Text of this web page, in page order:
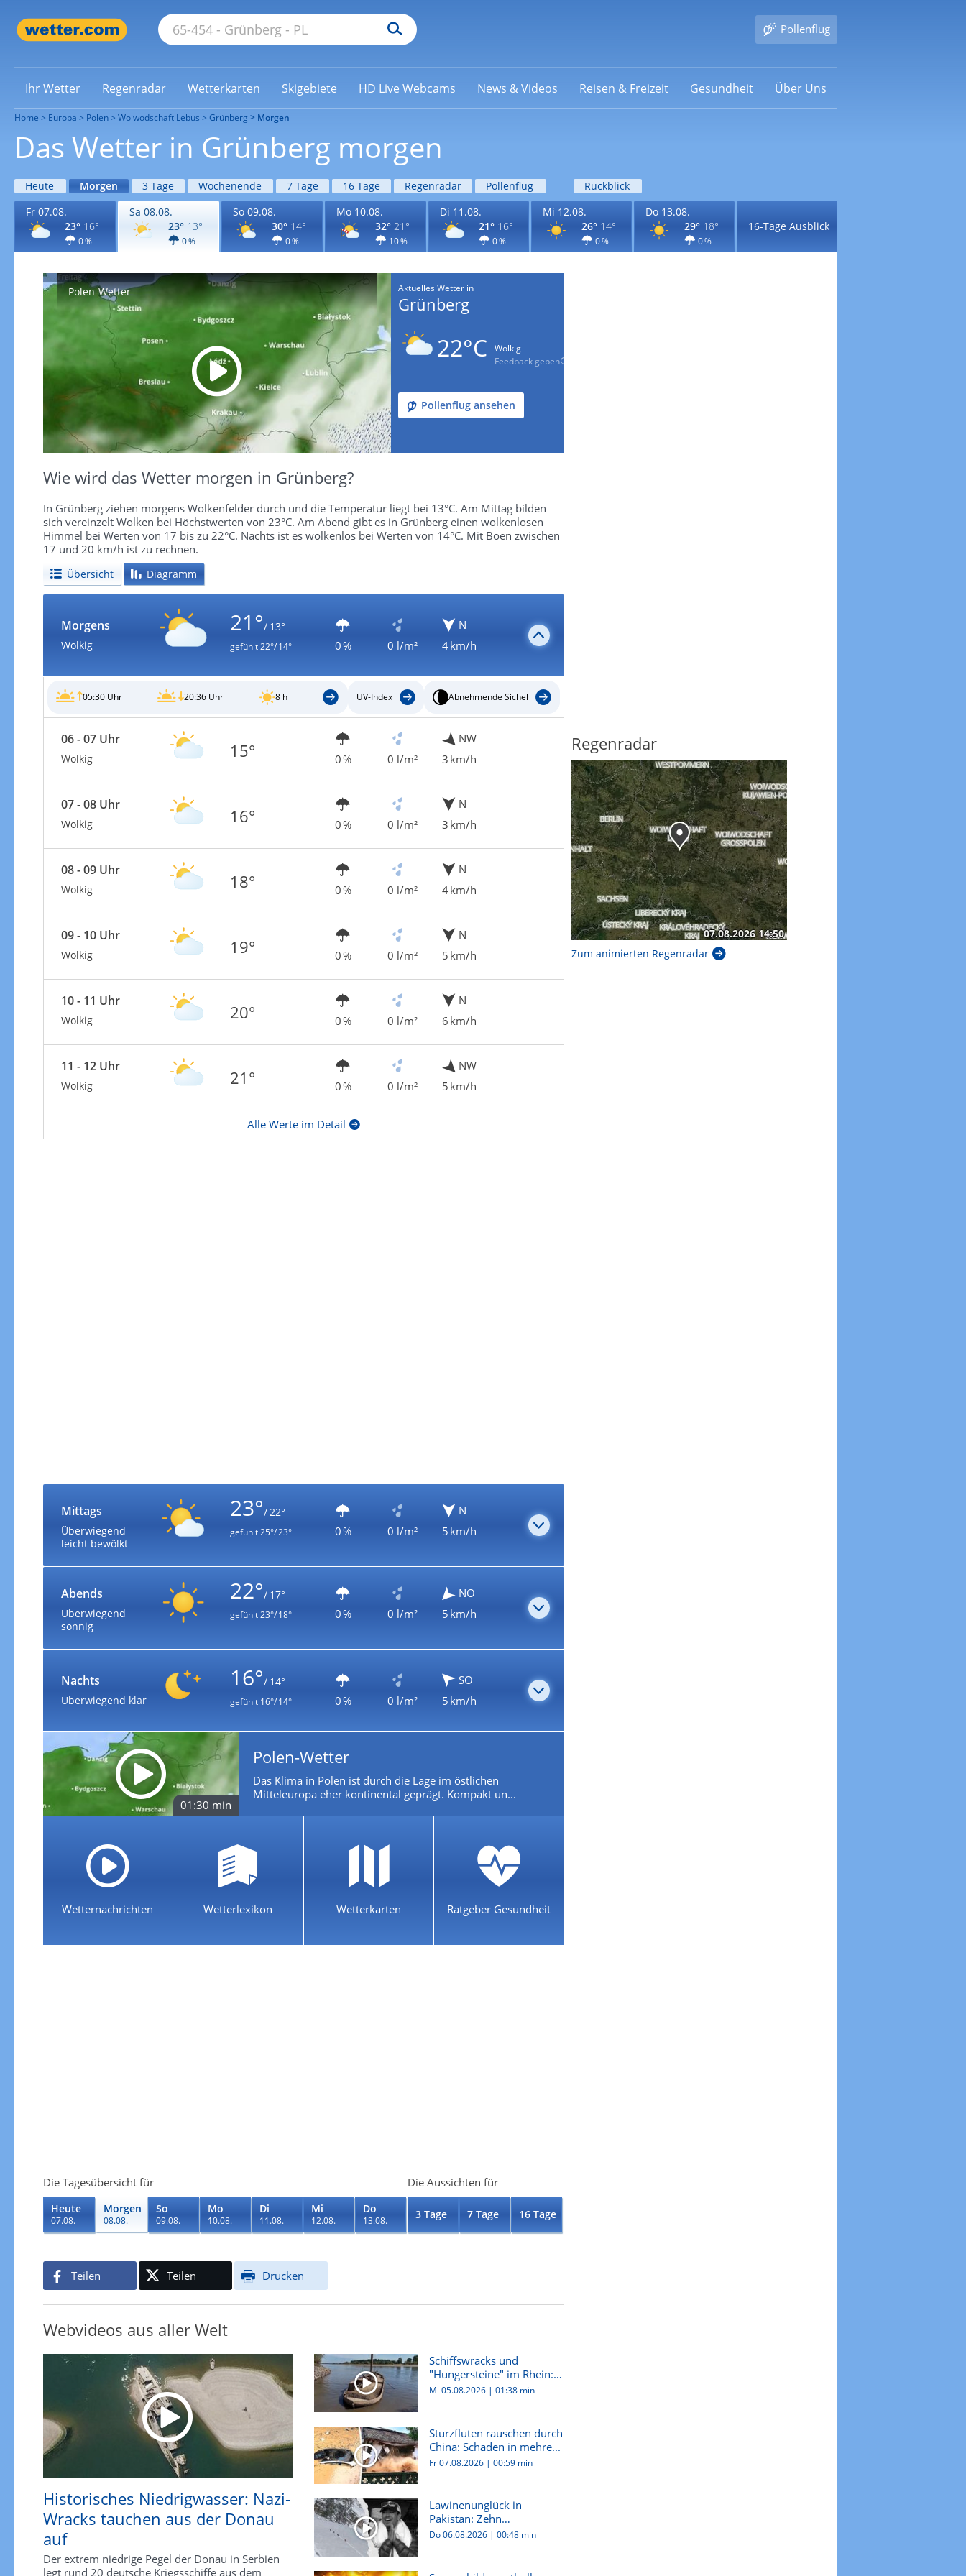
Pollenflug
Ihr Wetter Regenradar Wetterkarten Skigebiete HD Live Webcams News & Videos Reisen & Freizeit Gesundheit Über Uns
Home Europa Polen Woiwodschaft Lebus Grünberg Morgen
Das Wetter in Grünberg morgen
Heute Morgen 3 Tage Wochenende 7 Tage 16 Tage Regenradar Pollenflug
Rückblick
Fr 07.08.
23° 16°
0 %
Sa 08.08.
23° 13°
0 %
So 09.08.
30° 14°
0 %
Mo 10.08.
32° 21°
10 %
Di 11.08.
21° 16°
0 %
Mi 12.08.
26° 14°
0 %
Do 13.08.
29° 18°
0 %
16-Tage Ausblick
Polen-Wetter Aktuelles Wetter in
Grünberg
22°C
Wolkig
Feedback geben
Pollenflug ansehen
Wie wird das Wetter morgen in Grünberg?
In Grünberg ziehen morgens Wolkenfelder durch und die Temperatur liegt bei 13°C. Am Mittag bilden
sich vereinzelt Wolken bei Höchstwerten von 23°C. Am Abend gibt es in Grünberg einen wolkenlosen
Himmel bei Werten von 17 bis zu 22°C. Nachts ist es wolkenlos bei Werten von 14°C. Mit Böen zwischen
17 und 20 km/h ist zu rechnen.
Übersicht Diagramm
Morgens
Wolkig
21°/ 13°
gefühlt22°/ 14° 0 % 0 l/m²
N
4 km/h
05:30 Uhr 20:36 Uhr 8 h UV-Index Abnehmende Sichel
06 - 07 Uhr
Wolkig 15° 0 % 0 l/m²
NW
3 km/h
07 - 08 Uhr
Wolkig 16° 0 % 0 l/m²
N
3 km/h
08 - 09 Uhr
Wolkig 18° 0 % 0 l/m²
N
4 km/h
09 - 10 Uhr
Wolkig 19° 0 % 0 l/m²
N
5 km/h
10 - 11 Uhr
Wolkig 20° 0 % 0 l/m²
N
6 km/h
11 - 12 Uhr
Wolkig 21° 0 % 0 l/m²
NW
5 km/h
Alle Werte im Detail
Mittags
Überwiegend
leicht bewölkt
23°/ 22°
gefühlt25°/ 23° 0 % 0 l/m²
N
5 km/h
Abends
Überwiegend
sonnig
22°/ 17°
gefühlt23°/ 18° 0 % 0 l/m²
NO
5 km/h
Nachts
Überwiegend klar
16°/ 14°
gefühlt16°/ 14° 0 % 0 l/m²
SO
5 km/h
01:30 min
Polen-Wetter
Das Klima in Polen ist durch die Lage im östlichen
Mitteleuropa eher kontinental geprägt. Kompakt un...
Wetternachrichten Wetterlexikon Wetterkarten Ratgeber Gesundheit
Die Tagesübersicht für
Heute
07.08.
Morgen
08.08.
So
09.08.
Mo
10.08.
Di
11.08.
Mi
12.08.
Do
13.08.
Die Aussichten für
3 Tage 7 Tage 16 Tage
Teilen Teilen Drucken
Webvideos aus aller Welt
Historisches Niedrigwasser: Nazi-
Wracks tauchen aus der Donau
auf
Der extrem niedrige Pegel der Donau in Serbien
legt rund 20 deutsche Kriegsschiffe aus dem
Schiffswracks und
"Hungersteine" im Rhein:
Dürre i...
Mi 05.08.2026 |01:38 min
Sturzfluten rauschen durch
China: Schäden in mehre...
Fr 07.08.2026 |00:59 min
Lawinenunglück in
Pakistan: Zehn
Bergsteiger:innen...
Do 06.08.2026 |00:48 min
Regenradar
Zum animierten Regenradar